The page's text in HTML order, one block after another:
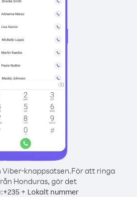
knappsatsen.För att ringa
Honduras, gör det
+235 + Lokalt nummer